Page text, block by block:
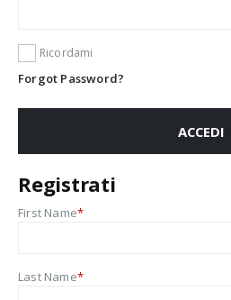
Ricordami
Forgot Password?
ACCEDI
Registrati
First Name*
Last Name*